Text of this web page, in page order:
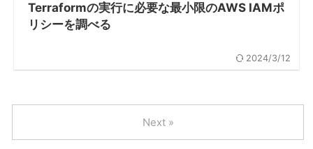
Terraformの実行に必要な最小限のAWS IAMポ
リシーを調べる
2024/3/12
Next »